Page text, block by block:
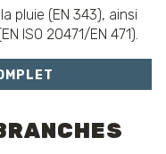
pluie (EN 343), ainsi
ISO 20471/EN 471).